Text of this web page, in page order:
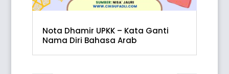
Nota Dhamir UPKK – Kata Ganti
Nama Diri Bahasa Arab